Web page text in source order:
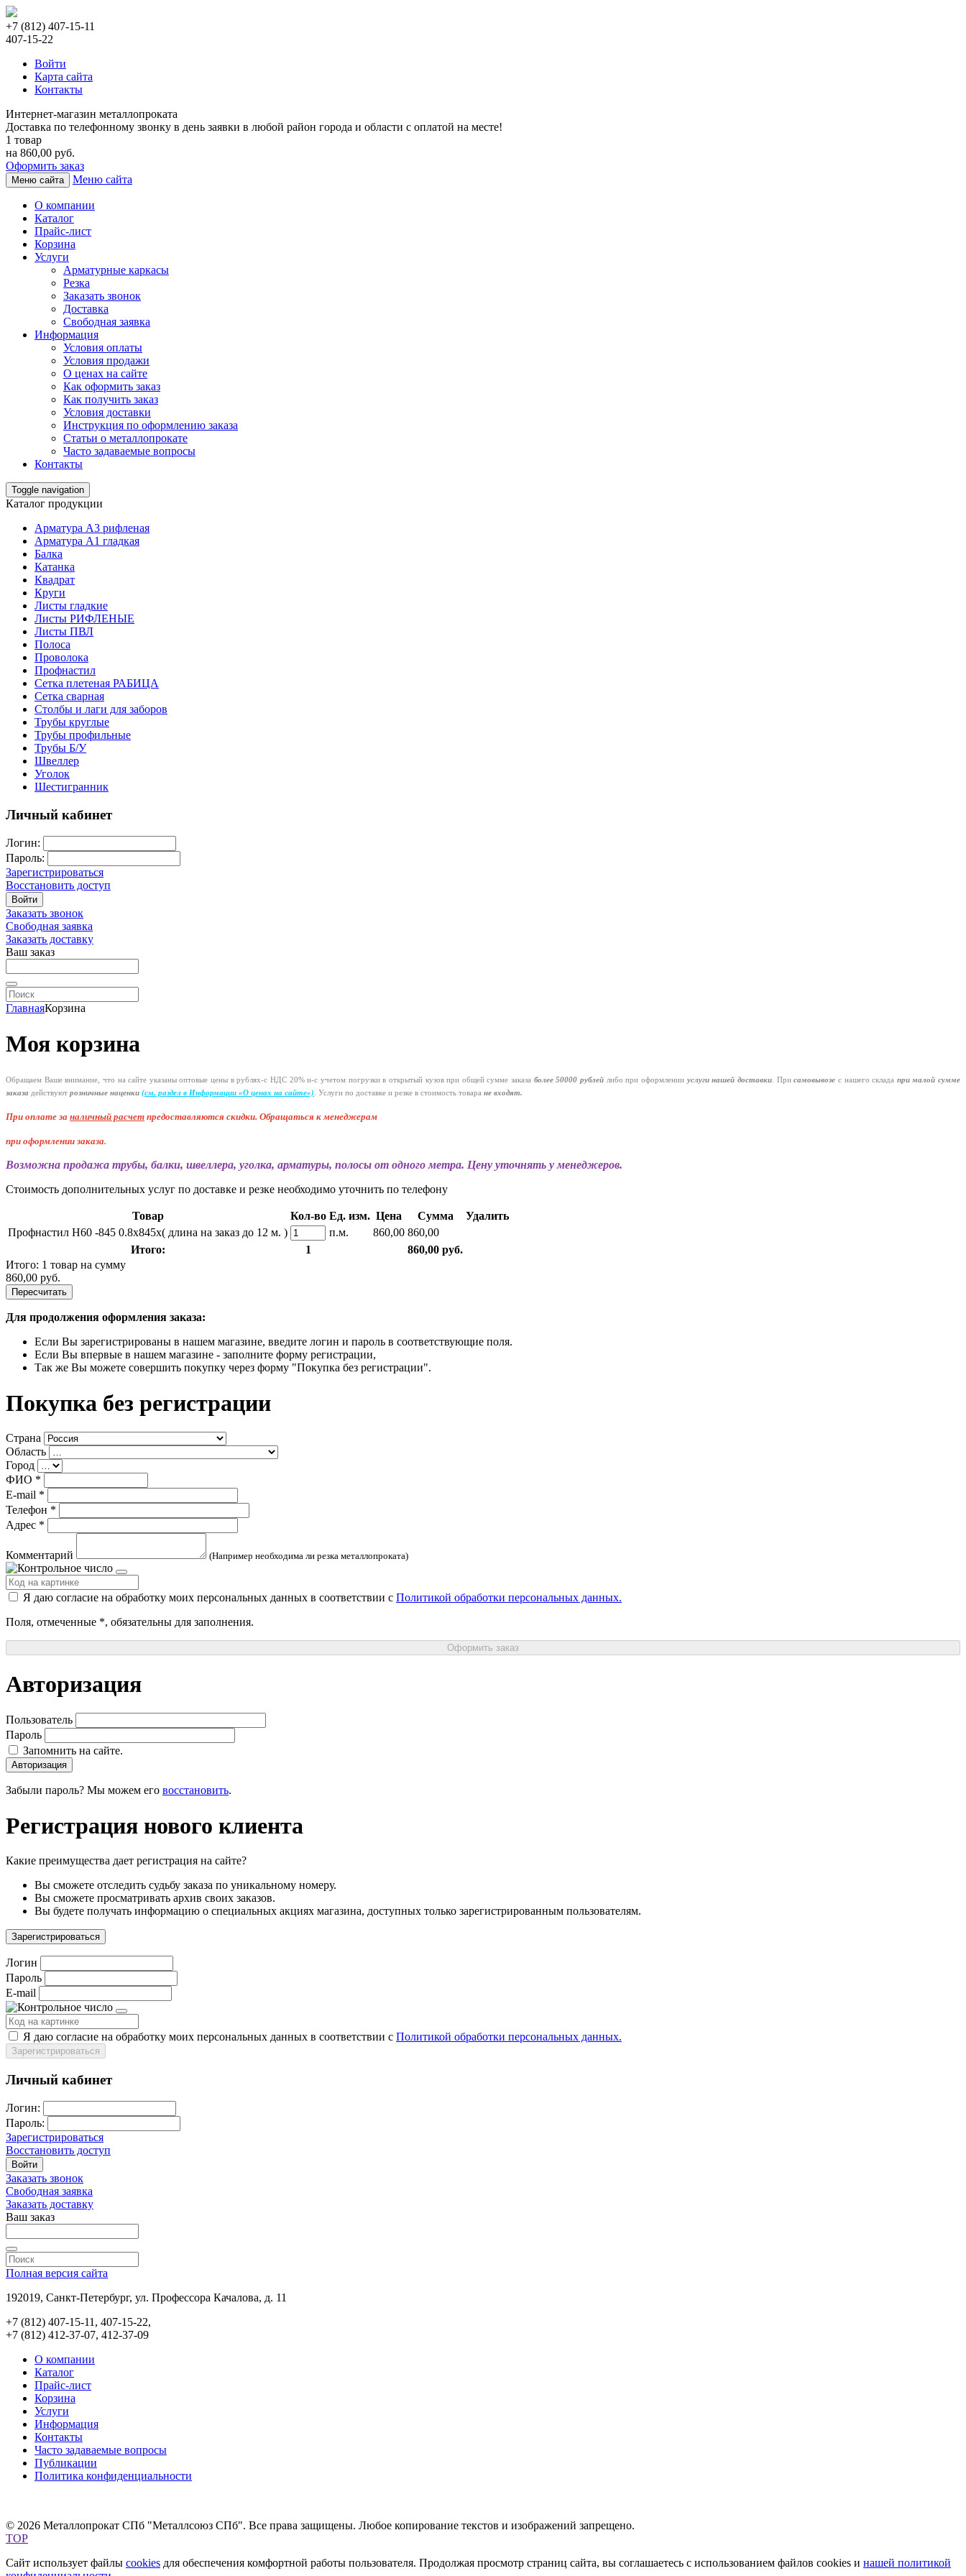
+7 (812) 407-15-11
407-15-22
Войти
Карта сайта
Контакты
Интернет-магазин металлопроката
Доставка по телефонному звонку в день заявки в любой район города и области с оплатой на месте!
1 товар
на 860,00 руб.
Оформить заказ
Меню сайта Меню сайта
О компании
Каталог
Прайс-лист
Корзина
Услуги
Арматурные каркасы
Резка
Заказать звонок
Доставка
Свободная заявка
Информация
Условия оплаты
Условия продажи
О ценах на сайте
Как оформить заказ
Как получить заказ
Условия доставки
Инструкция по оформлению заказа
Статьи о металлопрокате
Часто задаваемые вопросы
Контакты
Toggle navigation
Каталог продукции
Арматура А3 рифленая
Арматура А1 гладкая
Балка
Катанка
Квадрат
Круги
Листы гладкие
Листы РИФЛЕНЫЕ
Листы ПВЛ
Полоса
Проволока
Профнастил
Сетка плетеная РАБИЦА
Сетка сварная
Столбы и лаги для заборов
Трубы круглые
Трубы профильные
Трубы Б/У
Швеллер
Уголок
Шестигранник
Личный кабинет
Логин:
Пароль:
Зарегистрироваться
Восстановить доступ
Войти
Заказать звонок
Свободная заявка
Заказать доставку
Ваш заказ
ГлавнаяКорзина
Моя корзина
Обращаем Ваше внимание, что на сайте указаны оптовые цены врублях-с НДС 20%и-с учетом погрузки в открытый кузов при общей сумме заказа более 50000 рублей либо при оформлении услуги нашей доставки. Присамовывозе с нашего склада при малой сумме
заказа действуют розничные наценки (см. раздел в Информации «О ценах на сайте»). Услуги по доставке и резке в стоимость товара не входят.
При оплате за наличный расчет предоставляются скидки. Обращаться к менеджерам
при оформлении заказа.
Возможна продажа трубы, балки, швеллера, уголка, арматуры, полосы от одного метра. Цену уточнять у менеджеров.
Стоимость дополнительных услуг по доставке и резке необходимо уточнить по телефону
Товар Кол-во Ед. изм. Цена Сумма
Удалить
Профнастил Н60 -845 0.8х845х( длина на заказ до 12 м. )
п.м. 860,00 860,00
Итого:
1
860,00 руб.
Итого: 1 товар на сумму
860,00 руб.
Пересчитать
Для продолжения оформления заказа:
Если Вы зарегистрированы в нашем магазине, введите логин и пароль в соответствующие поля.
Если Вы впервые в нашем магазине - заполните форму регистрации,
Так же Вы можете совершить покупку через форму "Покупка без регистрации".
Покупка без регистрации
Страна
Область
Город
ФИО *
E-mail *
Телефон *
Адрес *
Комментарий (Например необходима ли резка металлопроката)
Я даю согласие на обработку моих персональных данных в соответствии с Политикой обработки персональных данных.
Поля, отмеченные *, обязательны для заполнения.
Оформить заказ
Авторизация
Пользователь
Пароль
Запомнить на сайте.
Авторизация
Забыли пароль? Мы можем его восстановить.
Регистрация нового клиента
Какие преимущества дает регистрация на сайте?
Вы сможете отследить судьбу заказа по уникальному номеру.
Вы сможете просматривать архив своих заказов.
Вы будете получать информацию о специальных акциях магазина, доступных только зарегистрированным пользователям.
Зарегистрироваться
Логин
Пароль
E-mail
Я даю согласие на обработку моих персональных данных в соответствии с Политикой обработки персональных данных.
Зарегистрироваться
Личный кабинет
Логин:
Пароль:
Зарегистрироваться
Восстановить доступ
Войти
Заказать звонок
Свободная заявка
Заказать доставку
Ваш заказ
Полная версия сайта
192019, Санкт-Петербург, ул. Профессора Качалова, д. 11
+7 (812) 407-15-11, 407-15-22,
+7 (812) 412-37-07, 412-37-09
О компании
Каталог
Прайс-лист
Корзина
Услуги
Информация
Контакты
Часто задаваемые вопросы
Публикации
Политика конфиденциальности
© 2026 Металлопрокат СПб "Металлсоюз СПб". Все права защищены. Любое копирование текстов и изображений запрещено.
TOP
Сайт использует файлы cookies для обеспечения комфортной работы пользователя. Продолжая просмотр страниц сайта, вы соглашаетесь с использованием файлов cookies и нашей политикой